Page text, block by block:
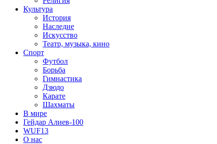
Культура
История
Наследие
Искусство
Театр, музыка, кино
Спорт
Футбол
Борьба
Гимнастика
Дзюдо
Карате
Шахматы
В мире
Гейдар Алиев-100
WUF13
О нас